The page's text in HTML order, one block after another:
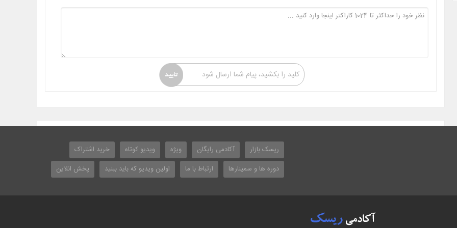
کلید را بکشید، پیام شما ارسال شود
ریسک بازار آکادمی رایگان ویژه ویدیو کوتاه
خرید اشتراک
دوره ها و سمینارها
ارتباط با ما اولین ویدیو که باید ببنید پخش انلاین